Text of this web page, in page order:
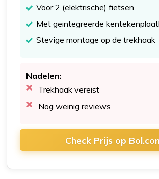
Voor 2 (elektrische) fietsen
Met geintegreerde
Stevige montage op de trekhaak
Nadelen:
Trekhaak vereist
Nog weinig reviews
Check Prijs op